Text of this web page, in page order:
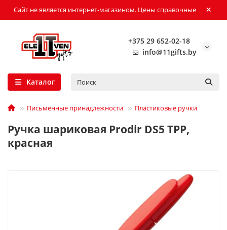
Сайт не является интернет-магазином. Цены справочные
+375 29 652-02-18
info@11gifts.by
Каталог
Письменные принадлежности Пластиковые ручки
Ручка шариковая Prodir DS5 TPP,
красная